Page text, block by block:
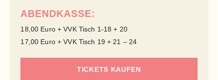
ABENDKASSE:
18,00 Euro + VVK Tisch 1-18 + 20
17,00 Euro + VVK Tisch 19 + 21 – 24
TICKETS KAUFEN